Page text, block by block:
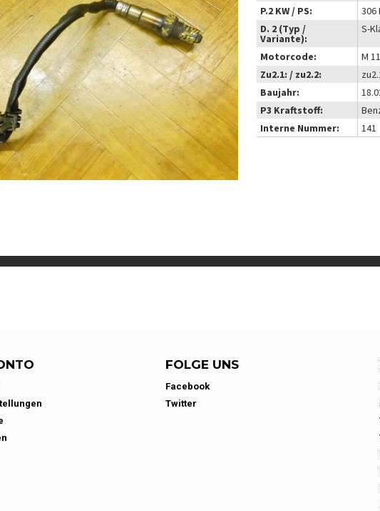
P.2 KW / PS:
306
D. 2 (Typ /
Variante):
S-
Motorcode:
M
Zu2.1: / zu2.2:
Baujahr:
P3 Kraftstoff:
Interne Nummer:
141
FOLGE UNS
Facebook
Twitter